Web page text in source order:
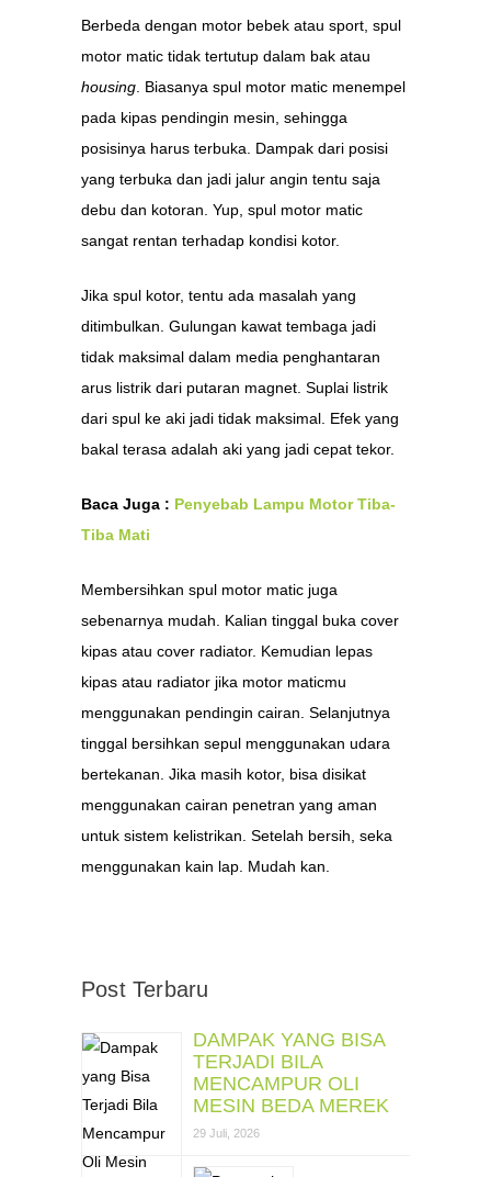
Berbeda dengan motor bebek atau sport, spul
motor matic tidak tertutup dalam bak atau
housing . Biasanya spul motor matic menempel
pada kipas pendingin mesin, sehingga
posisinya harus terbuka. Dampak dari posisi
yang terbuka dan jadi jalur angin tentu saja
debu dan kotoran. Yup, spul motor matic
sangat rentan terhadap kondisi kotor.
Jika spul kotor, tentu ada masalah yang
ditimbulkan. Gulungan kawat tembaga jadi
tidak maksimal dalam media penghantaran
arus listrik dari putaran magnet. Suplai listrik
dari spul ke aki jadi tidak maksimal. Efek yang
bakal terasa adalah aki yang jadi cepat tekor.
Baca Juga : Penyebab Lampu Motor Tiba-
Tiba Mati
Membersihkan spul motor matic juga
sebenarnya mudah. Kalian tinggal buka cover
kipas atau cover radiator. Kemudian lepas
kipas atau radiator jika motor maticmu
menggunakan pendingin cairan. Selanjutnya
tinggal bersihkan sepul menggunakan udara
bertekanan. Jika masih kotor, bisa disikat
menggunakan cairan penetran yang aman
untuk sistem kelistrikan. Setelah bersih, seka
menggunakan kain lap. Mudah kan.
Post Terbaru
DAMPAK YANG BISA
TERJADI BILA
MENCAMPUR OLI
MESIN BEDA MEREK
29 Juli, 2026